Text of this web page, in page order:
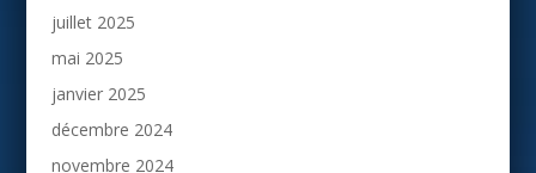
juillet 2025
mai 2025
janvier 2025
décembre 2024
novembre 2024